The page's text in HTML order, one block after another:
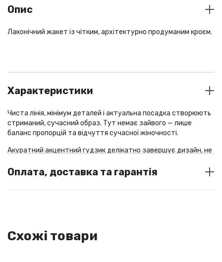
Опис
Лаконічний жакет із чітким, архітектурно продуманим кроєм.
Характеристики
Чиста лінія, мінімум деталей і актуальна посадка створюють
стриманий, сучасний образ. Тут немає зайвого — лише
баланс пропорцій та відчуття сучасної жіночності.
Акуратний акцентний гудзик делікатно завершує дизайн, не
Жакет легко адаптується до різних стилів і стає базовим
Оплата, доставка та гарантія
Оплата замовлень із доставкою по Україні: Liqpay/
післяплата (за передоплатою 200/250 грн, у разі відмови від
Схожі товари